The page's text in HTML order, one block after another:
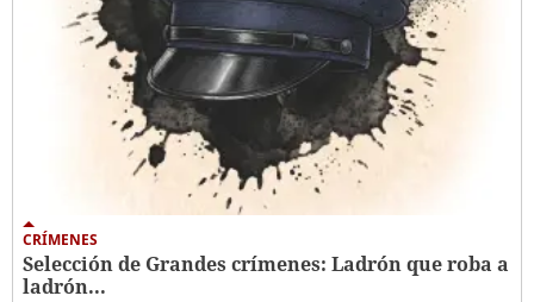
CRÍMENES
Selección de Grandes crímenes: Ladrón que roba a
ladrón...